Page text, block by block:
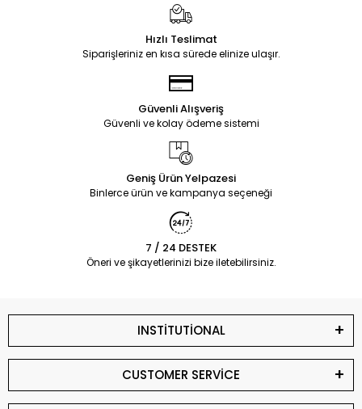
Hızlı Teslimat
Siparişleriniz en kısa sürede elinize ulaşır.
Güvenli Alışveriş
Güvenli ve kolay ödeme sistemi
Geniş Ürün Yelpazesi
Binlerce ürün ve kampanya seçeneği
7 / 24 DESTEK
Öneri ve şikayetlerinizi bize iletebilirsiniz.
INSTİTUTİONAL
CUSTOMER SERVİCE